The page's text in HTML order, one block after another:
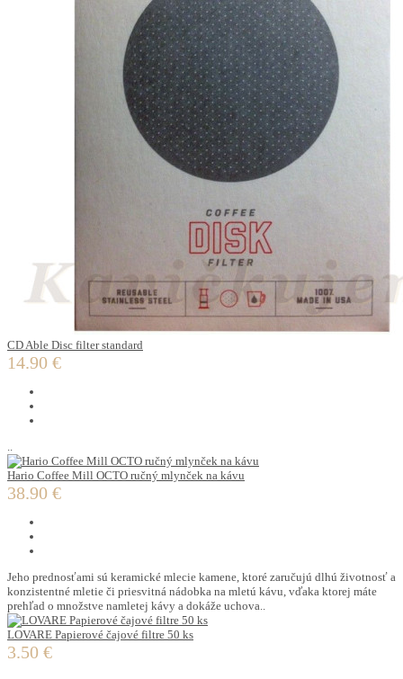
CD Able Disc filter standard
14.90 €
Hario Coffee Mill OCTO ručný mlynček na kávu
38.90 €
Jeho prednosťami sú keramické mlecie kamene, ktoré zaručujú dlhú životnosť a
konzistentné mletie či priesvitná nádobka na mletú kávu, vďaka ktorej máte
prehľad o množstve namletej kávy a dokáže uchova..
LOVARE Papierové čajové filtre 50 ks
3.50 €